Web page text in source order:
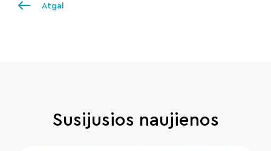
Atgal
Susijusios naujienos